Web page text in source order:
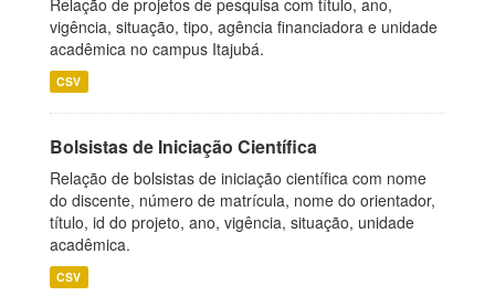
Relação de projetos de pesquisa com título, ano,
vigência, situação, tipo, agência financiadora e unidade
acadêmica no campus Itajubá.
CSV
Bolsistas de Iniciação Científica
Relação de bolsistas de iniciação científica com nome
do discente, número de matrícula, nome do orientador,
título, id do projeto, ano, vigência, situação, unidade
acadêmica.
CSV